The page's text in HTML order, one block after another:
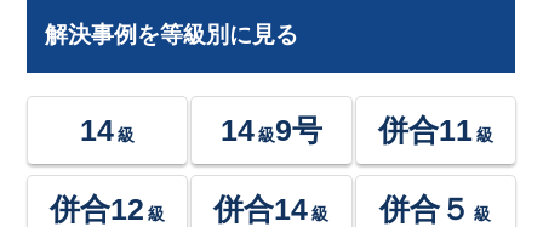
解決事例を等級別に見る
14 級 14級9号 併合11 級
併合12 級 併合14 級 併合５ 級